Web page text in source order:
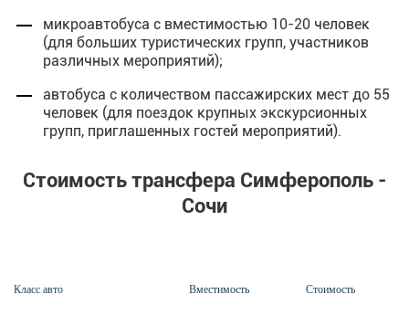
микроавтобуса с вместимостью 10-20 человек
(для больших туристических групп, участников
различных мероприятий);
автобуса с количеством пассажирских мест до 55
человек (для поездок крупных экскурсионных
групп, приглашенных гостей мероприятий).
Стоимость трансфера Симферополь -
Сочи
Класс авто Вместимость Стоимость